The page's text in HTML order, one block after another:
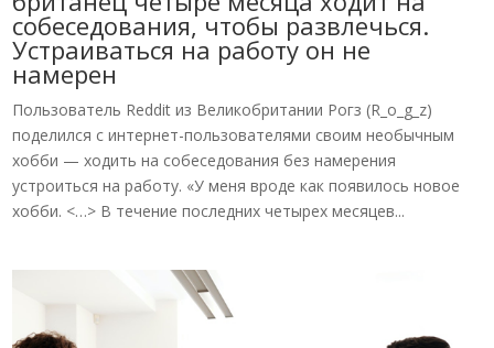
собеседования, чтобы развлечься.
Устраиваться на работу он не
намерен
Пользователь Reddit из Великобритании Рогз (R_o_g_z)
поделился с интернет-пользователями своим необычным
хобби — ходить на собеседования без намерения
устроиться на работу. «У меня вроде как появилось новое
хобби. <…> В течение последних четырех месяцев...